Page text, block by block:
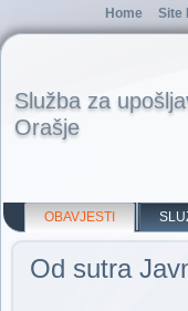
Služba za
Orašje
OBAVJESTI
Od sutra
Home Site